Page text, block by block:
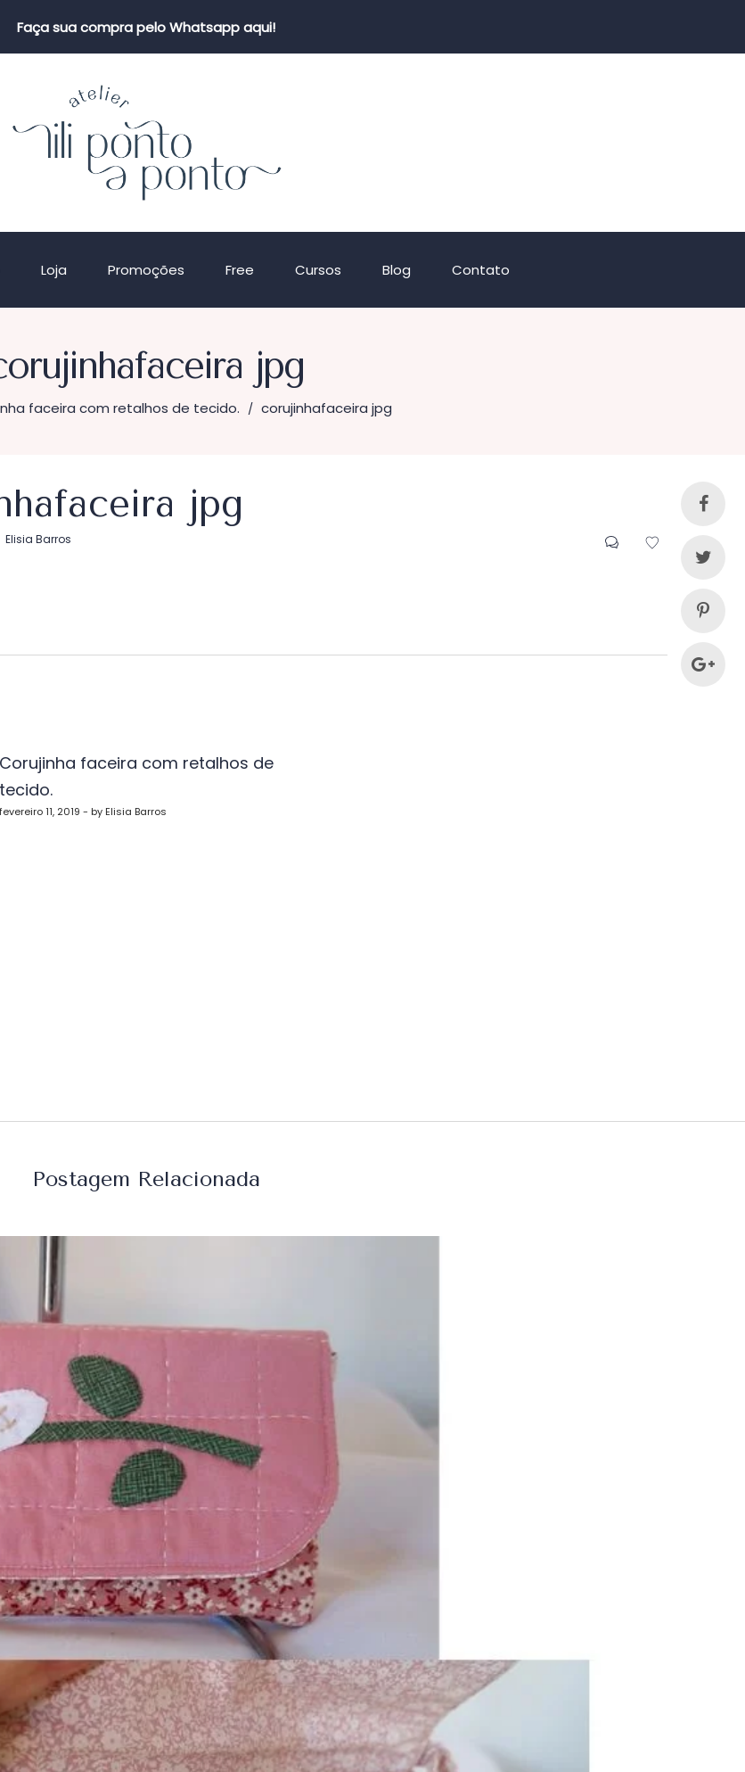
Faça sua compra pelo Whatsapp aqui!
Loja Promoções Free Cursos Blog Contato
jpg
faceira com retalhos de tecido. / corujinhafaceira jpg
jpg
Elisia Barros
Corujinha faceira com retalhos de
tecido.
fevereiro 11, 2019 - by Elisia Barros
Postagem Relacionada